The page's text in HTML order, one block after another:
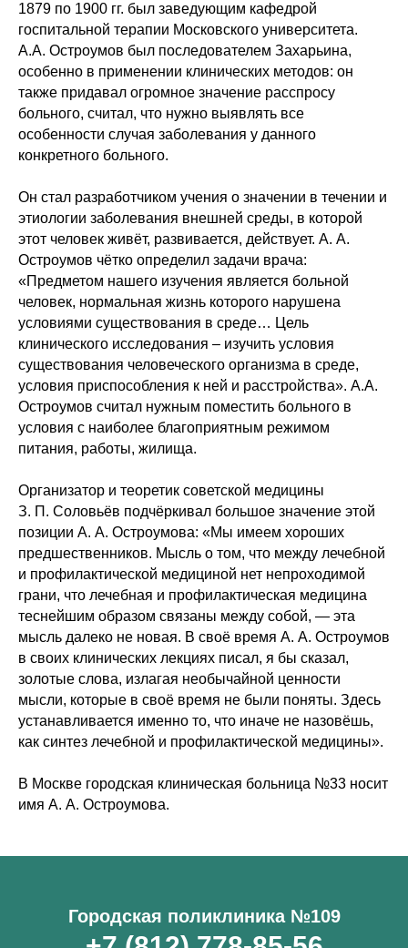
1879 по 1900 гг. был заведующим кафедрой
госпитальной терапии Московского университета.
А.А. Остроумов был последователем Захарьина,
особенно в применении клинических методов: он
также придавал огромное значение расспросу
больного, считал, что нужно выявлять все
особенности случая заболевания у данного
конкретного больного.
Он стал разработчиком учения о значении в течении и
этиологии заболевания внешней среды, в которой
этот человек живёт, развивается, действует. А. А.
Остроумов чётко определил задачи врача:
«Предметом нашего изучения является больной
человек, нормальная жизнь которого нарушена
условиями существования в среде… Цель
клинического исследования – изучить условия
существования человеческого организма в среде,
условия приспособления к ней и расстройства». А.А.
Остроумов считал нужным поместить больного в
условия с наиболее благоприятным режимом
питания, работы, жилища.
Организатор и теоретик советской медицины
З. П. Соловьёв подчёркивал большое значение этой
позиции А. А. Остроумова: «Мы имеем хороших
предшественников. Мысль о том, что между лечебной
и профилактической медициной нет непроходимой
грани, что лечебная и профилактическая медицина
теснейшим образом связаны между собой, — эта
мысль далеко не новая. В своё время А. А. Остроумов
в своих клинических лекциях писал, я бы сказал,
золотые слова, излагая необычайной ценности
мысли, которые в своё время не были поняты. Здесь
устанавливается именно то, что иначе не назовёшь,
как синтез лечебной и профилактической медицины».
В Москве городская клиническая больница №33 носит
имя А. А. Остроумова.
Городская поликлиника №109